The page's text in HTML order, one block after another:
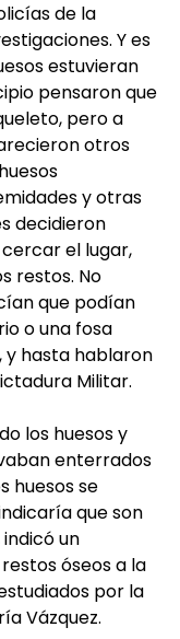
de la
Y es
estuvieran
pensaron que
pero a
otros
y otras
decidieron
el lugar,
restos. No
que podían
o una fosa
hasta hablaron
Militar.
los huesos y
enterrados
huesos se
que son
un
óseos a la
por la
Vázquez.